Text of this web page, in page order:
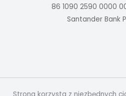
86 1090 2590 0000
Santander Bank